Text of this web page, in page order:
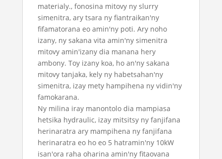
materialy., fonosina mitovy ny slurry
simenitra, ary tsara ny fiantraikan'ny
fifamatorana eo amin'ny poti. Ary noho
izany, ny sakana vita amin'ny simenitra
mitovy amin'izany dia manana hery
ambony. Toy izany koa, ho an'ny sakana
mitovy tanjaka, kely ny habetsahan'ny
simenitra, izay mety hampihena ny vidin'ny
famokarana.
Ny milina iray manontolo dia mampiasa
hetsika hydraulic, izay mitsitsy ny fanjifana
herinaratra ary mampihena ny fanjifana
herinaratra eo ho eo 5 hatramin'ny 10kW
isan'ora raha oharina amin'ny fitaovana